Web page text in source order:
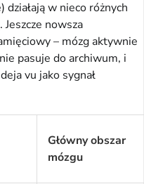
w nieco różnych
Jeszcze nowsza
– mózg aktywnie
pasuje do archiwum, i
vu jako sygnał
Główny obszar
mózgu